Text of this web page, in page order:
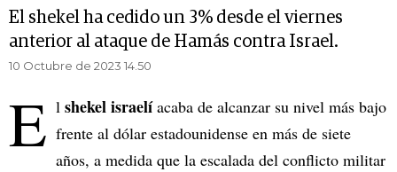
El shekel ha cedido un 3% desde el viernes
anterior al ataque de Hamás contra Israel.
10 Octubre de 2023 14.50
E l shekel israelíacaba de alcanzar su nivel más bajo
frente al dólar estadounidense en más de siete
años, a medida que la escalada del conflicto militar